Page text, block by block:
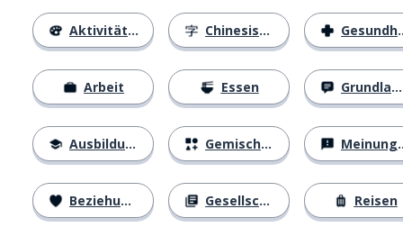
Aktivitäten
Arbeit
Ausbildung
Beziehungen
Chinesische Schriftzeichen
Essen
Gemischtes
Gesellschaft
Gesundheit
Grundlagen
Meinungen
Reisen